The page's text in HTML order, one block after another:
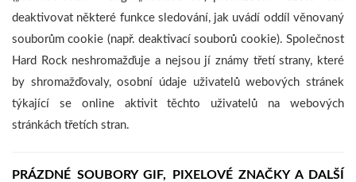
deaktivovat některé funkce sledování, jak uvádí oddíl věnovaný
souborům cookie (např. deaktivací souborů cookie). Společnost
Hard Rock neshromažďuje a nejsou jí známy třetí strany, které
by shromažďovaly, osobní údaje uživatelů webových stránek
týkající se online aktivit těchto uživatelů na webových
stránkách třetích stran.
PRÁZDNÉ SOUBORY GIF, PIXELOVÉ ZNAČKY A DALŠÍ